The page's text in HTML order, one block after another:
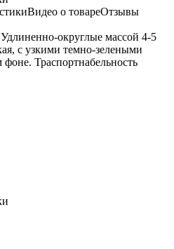
Видео о товареОтзывы
округлые массой 4-5
с узкими темно-зелеными
Траспортнабельность